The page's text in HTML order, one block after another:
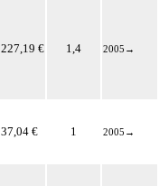
227,19 € 1,4 2005 →
37,04 € 1 2005 →